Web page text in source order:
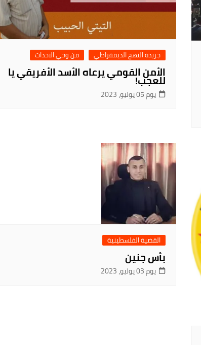
جريدة النهج الديمقراطي من وحي الاحداث
الأمن القومي يرعاه الأسد الأفريقي يا
للعجب!
يوم 05 يوليو، 2023
القضية الفلسطينية
بأس جنين
يوم 03 يوليو، 2023